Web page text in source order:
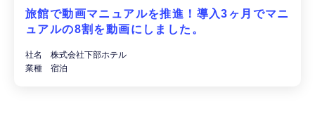
旅館で動画マニュアルを推進！導入3ヶ月でマニ
ュアルの8割を動画にしました。
社名 株式会社下部ホテル
業種 宿泊